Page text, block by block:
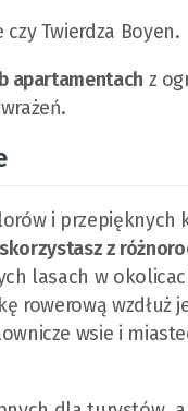
Twierdza Boyen.
apartamentach z
i przepięknych
z
lasach w
rowerową wzdłuż
wsie i